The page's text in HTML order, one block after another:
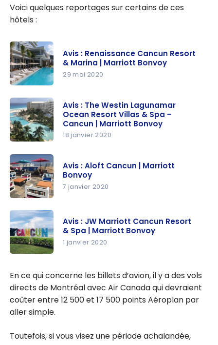
Voici quelques reportages sur certains de ces
hôtels :
Renaissanc
e Cancun
Resort &
Marina |
Marriott
Bonvoy
Avis : Renaissance Cancun Resort
& Marina | Marriott Bonvoy
29 mai 2020
Westin
Lagunamar
Ocean
Resort
Villas & Spa
– Cancun |
Marriott
Bonvoy
Avis : The Westin Lagunamar
Ocean Resort Villas & Spa –
Cancun | Marriott Bonvoy
18 janvier 2020
Cancun |
Marriott
Bonvoy
Avis : Aloft Cancun | Marriott
Bonvoy
7 janvier 2020
Marriott
Cancun
Resort &
Spa |
Bonvoy
Avis : JW Marriott Cancun Resort
& Spa | Marriott Bonvoy
1 janvier 2020
En ce qui concerne les billets d’avion, il y a des vols
directs de Montréal avec Air Canada qui devraient
coûter entre 12 500 et 17 500 points Aéroplan par
aller simple.
Toutefois, si vous visez une période achalandée,